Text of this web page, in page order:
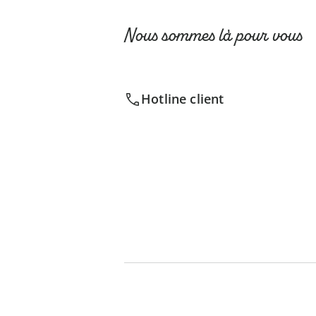
Nous sommes là pour vous
Hotline client